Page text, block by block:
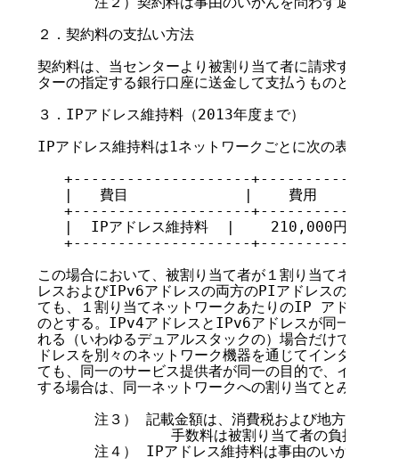
２．契約料の支払い方法
契約料は、当センターより被割り当て者に請求する。
ターの指定する銀行口座に送金して支払うものとする。
３．IPアドレス維持料（2013年度まで）
IPアドレス維持料は1ネットワークごとに次の表の通り
+--------------------
|   費目             |    費用
+--------------------
|  IPアドレス維持料  |    210,000円
+--------------------
この場合において、被割り当て者が１割り当てネット
レスおよびIPv6アドレスの両方のPIアドレスの割り当
ても、１割り当てネットワークあたりのIP アドレス維
のとする。IPv4アドレスとIPv6アドレスが同一のネッ
れる（いわゆるデュアルスタックの）場合だけでなく
ドレスを別々のネットワーク機器を通じてインターネ
ても、同一のサービス提供者が同一の目的で、インタ
する場合は、同一ネットワークへの割り当てとみなす。
注３） 記載金額は、消費税および地方消費税相
手数料は被割り当て者の負担とす
注４） IPアドレス維持料は事由のいかんを問わ